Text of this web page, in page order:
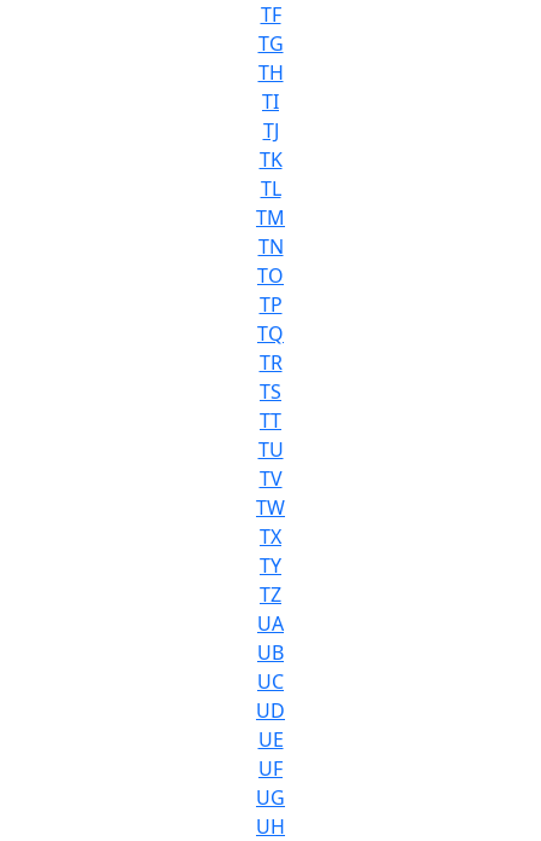
TF
TG
TH
TI
TJ
TK
TL
TM
TN
TO
TP
TQ
TR
TS
TT
TU
TV
TW
TX
TY
TZ
UA
UB
UC
UD
UE
UF
UG
UH